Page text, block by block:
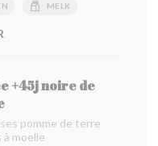
MELK
+45j noire de
pomme de terre
à moelle